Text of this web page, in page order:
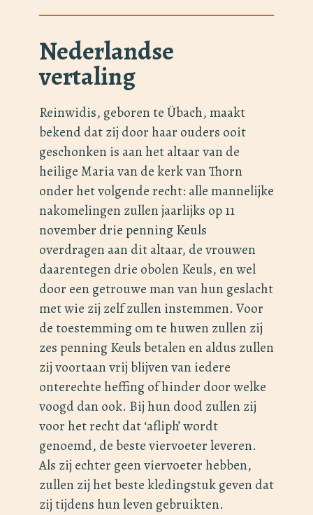
Nederlandse
vertaling
Reinwidis, geboren te Übach, maakt
bekend dat zij door haar ouders ooit
geschonken is aan het altaar van de
heilige Maria van de kerk van Thorn
onder het volgende recht: alle mannelijke
nakomelingen zullen jaarlijks op 11
november drie penning Keuls
overdragen aan dit altaar, de vrouwen
daarentegen drie obolen Keuls, en wel
door een getrouwe man van hun geslacht
met wie zij zelf zullen instemmen. Voor
de toestemming om te huwen zullen zij
zes penning Keuls betalen en aldus zullen
zij voortaan vrij blijven van iedere
onterechte heffing of hinder door welke
voogd dan ook. Bij hun dood zullen zij
voor het recht dat ‘afliph’ wordt
genoemd, de beste viervoeter leveren.
Als zij echter geen viervoeter hebben,
zullen zij het beste kledingstuk geven dat
zij tijdens hun leven gebruikten.